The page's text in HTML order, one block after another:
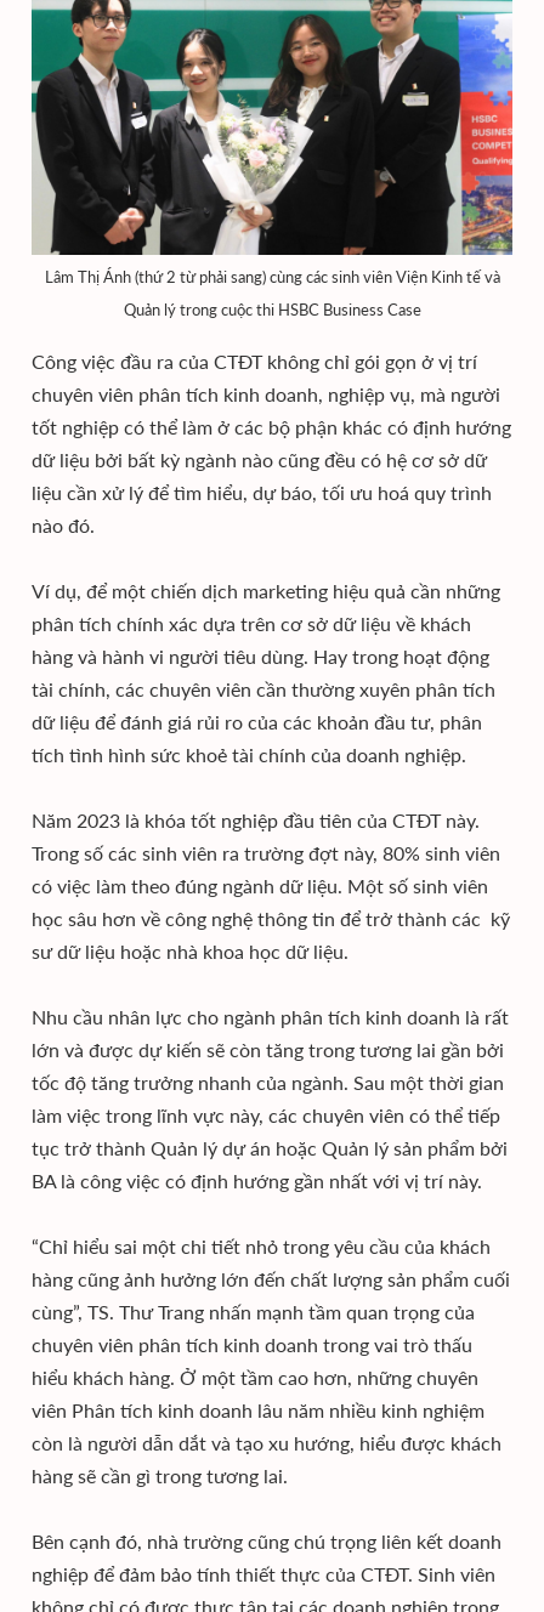
Lâm Thị Ánh (thứ 2 từ phải sang) cùng các sinh viên Viện Kinh tế và
Quản lý trong cuộc thi HSBC Business Case
Công việc đầu ra của CTĐT không chỉ gói gọn ở vị trí
chuyên viên phân tích kinh doanh, nghiệp vụ, mà người
tốt nghiệp có thể làm ở các bộ phận khác có định hướng
dữ liệu bởi bất kỳ ngành nào cũng đều có hệ cơ sở dữ
liệu cần xử lý để tìm hiểu, dự báo, tối ưu hoá quy trình
nào đó.
Ví dụ, để một chiến dịch marketing hiệu quả cần những
phân tích chính xác dựa trên cơ sở dữ liệu về khách
hàng và hành vi người tiêu dùng. Hay trong hoạt động
tài chính, các chuyên viên cần thường xuyên phân tích
dữ liệu để đánh giá rủi ro của các khoản đầu tư, phân
tích tình hình sức khoẻ tài chính của doanh nghiệp.
Năm 2023 là khóa tốt nghiệp đầu tiên của CTĐT này.
Trong số các sinh viên ra trường đợt này, 80% sinh viên
có việc làm theo đúng ngành dữ liệu. Một số sinh viên
học sâu hơn về công nghệ thông tin để trở thành các kỹ
sư dữ liệu hoặc nhà khoa học dữ liệu.
Nhu cầu nhân lực cho ngành phân tích kinh doanh là rất
lớn và được dự kiến sẽ còn tăng trong tương lai gần bởi
tốc độ tăng trưởng nhanh của ngành. Sau một thời gian
làm việc trong lĩnh vực này, các chuyên viên có thể tiếp
tục trở thành Quản lý dự án hoặc Quản lý sản phẩm bởi
BA là công việc có định hướng gần nhất với vị trí này.
“Chỉ hiểu sai một chi tiết nhỏ trong yêu cầu của khách
hàng cũng ảnh hưởng lớn đến chất lượng sản phẩm cuối
cùng”, TS. Thư Trang nhấn mạnh tầm quan trọng của
chuyên viên phân tích kinh doanh trong vai trò thấu
hiểu khách hàng. Ở một tầm cao hơn, những chuyên
viên Phân tích kinh doanh lâu năm nhiều kinh nghiệm
còn là người dẫn dắt và tạo xu hướng, hiểu được khách
hàng sẽ cần gì trong tương lai.
Bên cạnh đó, nhà trường cũng chú trọng liên kết doanh
nghiệp để đảm bảo tính thiết thực của CTĐT. Sinh viên
không chỉ có được thực tập tại các doanh nghiệp trong